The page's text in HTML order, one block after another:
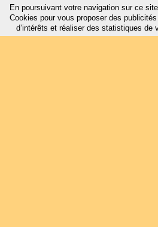
En poursuivant votre navigation sur ce
Cookies pour vous proposer des
d’intérêts et réaliser des statistiques de